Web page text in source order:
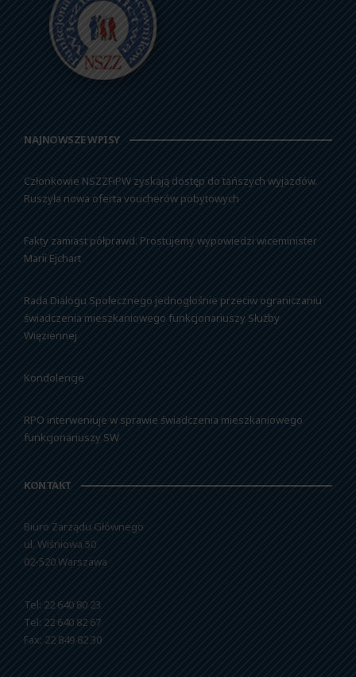
NAJNOWSZE WPISY
Członkowie NSZZFiPW zyskają dostęp do tańszych wyjazdów.
Ruszyła nowa oferta voucherów pobytowych
Fakty zamiast półprawd. Prostujemy wypowiedzi wiceminister
Marii Ejchart
Rada Dialogu Społecznego jednogłośnie przeciw ograniczaniu
świadczenia mieszkaniowego funkcjonariuszy Służby
Więziennej
Kondolencje
RPO interweniuje w sprawie świadczenia mieszkaniowego
funkcjonariuszy SW
KONTAKT
Biuro Zarządu Głównego
ul. Wiśniowa 50
02-520 Warszawa
Tel: 22 640 80 23
Tel: 22 640 82 67
Fax: 22 849 82 30